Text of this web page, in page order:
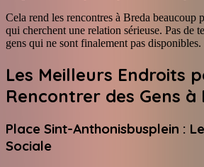
Cela rend les rencontres à Breda beaucoup
qui cherchent une relation sérieuse. Pas de
gens qui ne sont finalement pas disponibles.
Les Meilleurs Endroits
Rencontrer des Gens à
Place Sint-Anthonisbusplein :
Sociale